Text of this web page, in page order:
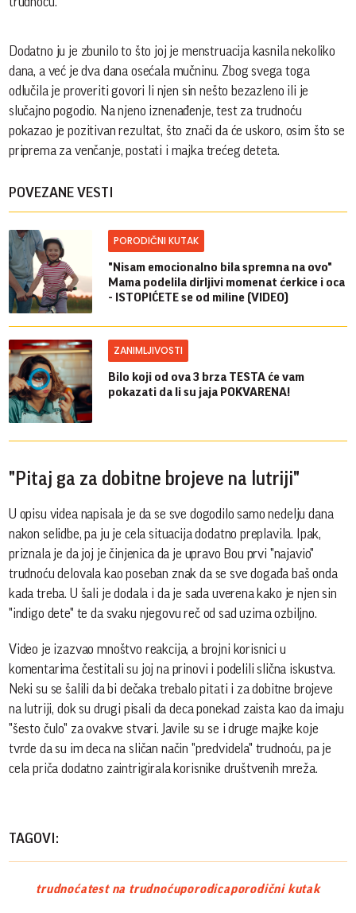
Dodatno ju je zbunilo to što joj je menstruacija kasnila nekoliko
dana, a već je dva dana osećala mučninu. Zbog svega toga
odlučila je proveriti govori li njen sin nešto bezazleno ili je
slučajno pogodio. Na njeno iznenađenje, test za trudnoću
pokazao je pozitivan rezultat, što znači da će uskoro, osim što se
priprema za venčanje, postati i majka trećeg deteta.
POVEZANE VESTI
PORODIČNI KUTAK
"Nisam emocionalno bila spremna na ovo"
Mama podelila dirljivi momenat ćerkice i oca
- ISTOPIĆETE se od miline (VIDEO)
ZANIMLJIVOSTI
Bilo koji od ova 3 brza TESTA će vam
pokazati da li su jaja POKVARENA!
"Pitaj ga za dobitne brojeve na lutriji"
U opisu videa napisala je da se sve dogodilo samo nedelju dana
nakon selidbe, pa ju je cela situacija dodatno preplavila. Ipak,
priznala je da joj je činjenica da je upravo Bou prvi "najavio"
trudnoću delovala kao poseban znak da se sve događa baš onda
kada treba. U šali je dodala i da je sada uverena kako je njen sin
"indigo dete" te da svaku njegovu reč od sad uzima ozbiljno.
Video je izazvao mnoštvo reakcija, a brojni korisnici u
komentarima čestitali su joj na prinovi i podelili slična iskustva.
Neki su se šalili da bi dečaka trebalo pitati i za dobitne brojeve
na lutriji, dok su drugi pisali da deca ponekad zaista kao da imaju
"šesto čulo" za ovakve stvari. Javile su se i druge majke koje
tvrde da su im deca na sličan način "predvidela" trudnoću, pa je
cela priča dodatno zaintrigirala korisnike društvenih mreža.
TAGOVI:
trudnoćatest na trudnoćuporodicaporodični kutak